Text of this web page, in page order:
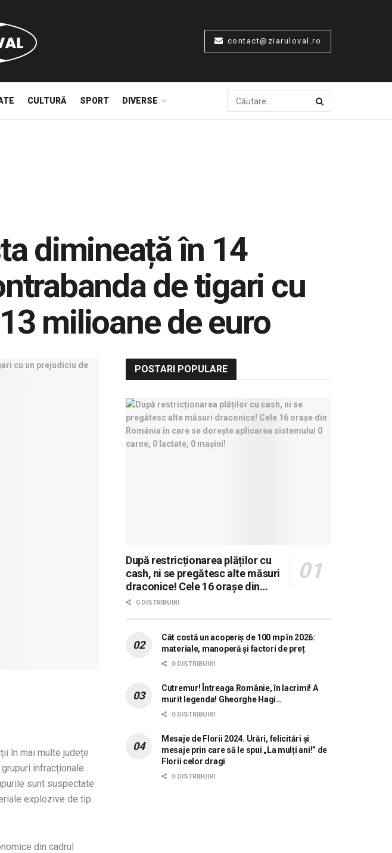
contact@ziaruloval.ro
CULTURĂ SPORT DIVERSE
dimineață în 14
de tigari cu
milioane de euro
în mai multe județe
infracționale
sunt suspectate
explozive de tip
din cadrul
POSTARI POPULARE
După restricționarea plăților cu
cash, ni se pregătesc alte măsuri
draconice! Cele 16 orașe din
România în care se dorește
0 DISTRIBUIRI
Cât costă un acoperiș de 100 mp în 2026:
materiale, manoperă și factori de preț
0 DISTRIBUIRI
Cutremur! Întreaga Românie, în lacrimi! A
murit legenda! Gheorghe Hagi…
0 DISTRIBUIRI
Mesaje de Florii 2024. Urări, felicitări și
mesaje prin care să le spui „La mulți ani!” de
Florii celor dragi
0 DISTRIBUIRI